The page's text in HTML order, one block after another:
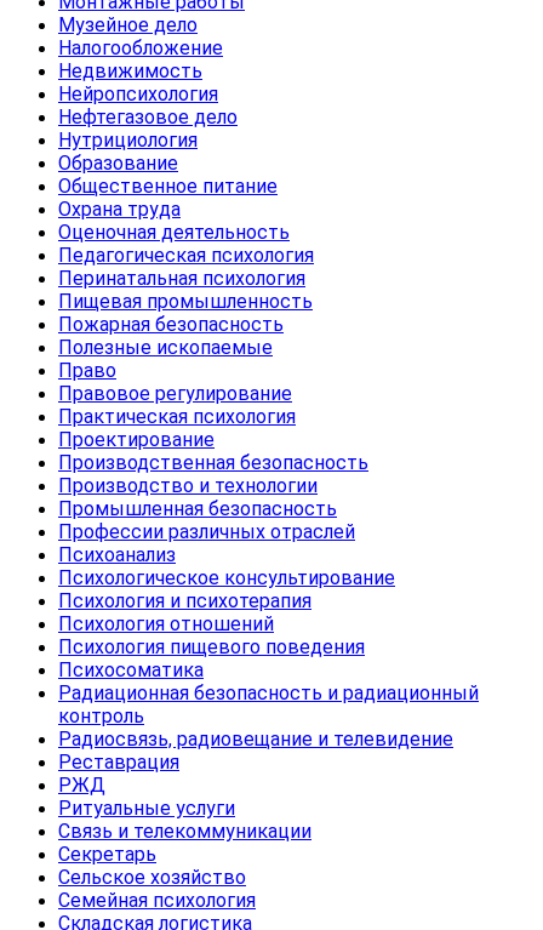
Музейное дело
Налогообложение
Недвижимость
Нейропсихология
Нефтегазовое дело
Нутрициология
Образование
Общественное питание
Охрана труда
Оценочная деятельность
Педагогическая психология
Перинатальная психология
Пищевая промышленность
Пожарная безопасность
Полезные ископаемые
Право
Правовое регулирование
Практическая психология
Проектирование
Производственная безопасность
Производство и технологии
Промышленная безопасность
Профессии различных отраслей
Психоанализ
Психологическое консультирование
Психология и психотерапия
Психология отношений
Психология пищевого поведения
Психосоматика
Радиационная безопасность и радиационный
контроль
Радиосвязь, радиовещание и телевидение
Реставрация
РЖД
Ритуальные услуги
Связь и телекоммуникации
Секретарь
Сельское хозяйство
Семейная психология
Складская логистика